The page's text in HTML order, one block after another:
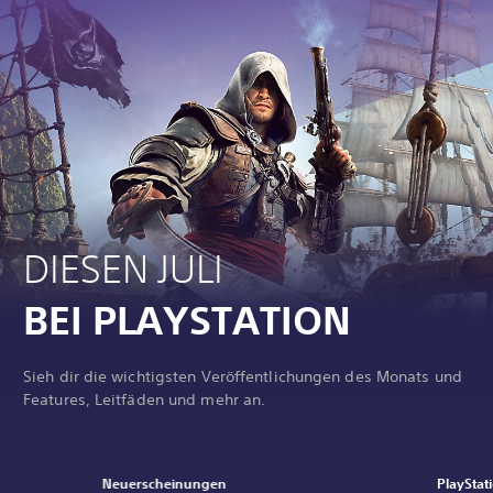
DIESEN JULI
BEI PLAYSTATION
Sieh dir die wichtigsten Veröffentlichungen des Monats und
Features, Leitfäden und mehr an.
Neuerscheinungen